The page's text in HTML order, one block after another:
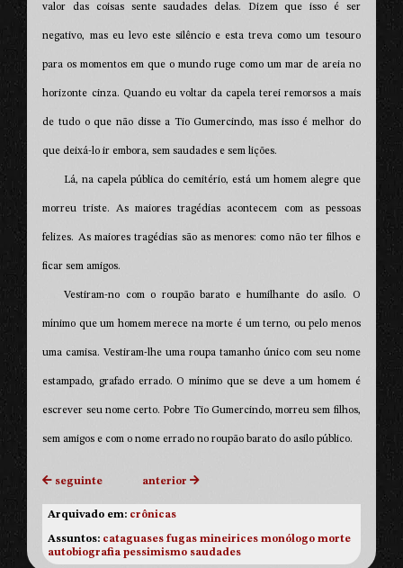
valor das coisas sente saudades delas. Dizem que isso é ser
negativo, mas eu levo este silêncio e esta treva como um tesouro
para os momentos em que o mundo ruge como um mar de areia no
horizonte cinza. Quando eu voltar da capela terei remorsos a mais
de tudo o que não disse a Tio Gumercindo, mas isso é melhor do
que deixá-lo ir embora, sem saudades e sem lições.
Lá, na capela pública do cemitério, está um homem alegre que
morreu triste. As maiores tragédias acontecem com as pessoas
felizes. As maiores tragédias são as menores: como não ter filhos e
ficar sem amigos.
Vestiram-no com o roupão barato e humilhante do asilo. O
mínimo que um homem merece na morte é um terno, ou pelo menos
uma camisa. Vestiram-lhe uma roupa tamanho único com seu nome
estampado, grafado errado. O mínimo que se deve a um homem é
escrever seu nome certo. Pobre Tio Gumercindo, morreu sem filhos,
sem amigos e com o nome errado no roupão barato do asilo público.
seguinte anterior
Arquivado em: crônicas
Assuntos: cataguases fugas mineirices monólogo morte
autobiografia pessimismo saudades